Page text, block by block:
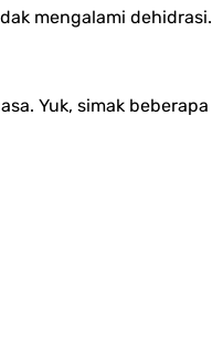
mengalami dehidrasi.
Yuk, simak beberapa